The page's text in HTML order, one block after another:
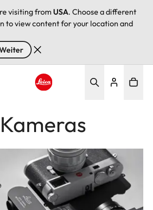
visiting from USA. Choose a different
to view content for your location and